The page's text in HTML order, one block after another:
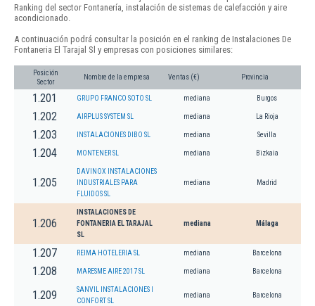
Ranking del sector Fontanería, instalación de sistemas de calefacción y aire
acondicionado.
A continuación podrá consultar la posición en el ranking de Instalaciones De
Fontaneria El Tarajal Sl y empresas con posiciones similares:
Posición
Sector
Nombre de la empresa Ventas (€) Provincia
1.201 GRUPO FRANCO SOTO SL mediana Burgos
1.202 AIRPLUS SYSTEM SL mediana La Rioja
1.203 INSTALACIONES DIBO SL mediana Sevilla
1.204 MONTENER SL mediana Bizkaia
1.205
DAVINOX INSTALACIONES
INDUSTRIALES PARA
FLUIDOS SL
mediana Madrid
1.206
INSTALACIONES DE
FONTANERIA EL TARAJAL
SL
mediana Málaga
1.207 REIMA HOTELERIA SL mediana Barcelona
1.208 MARESME AIRE 2017 SL mediana Barcelona
1.209
SANVIL INSTALACIONES I
CONFORT SL
mediana Barcelona